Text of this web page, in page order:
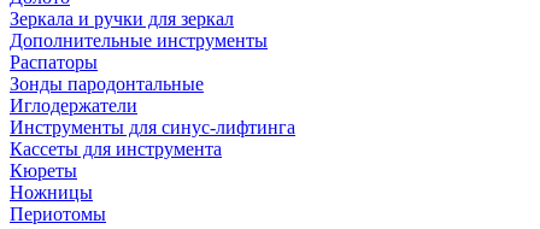
Зеркала и ручки для зеркал
Дополнительные инструменты
Распаторы
Зонды пародонтальные
Иглодержатели
Инструменты для синус-лифтинга
Кассеты для инструмента
Кюреты
Ножницы
Периотомы